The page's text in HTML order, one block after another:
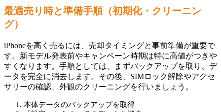
最適売り時と準備手順（初期化・クリーニン
グ）
iPhoneを高く売るには、売却タイミングと事前準備が重要で
す。新モデル発表前やキャンペーン時期は特に高値がつきや
すくなります。手順としては、まずバックアップを取り、デ
ータを完全に消去します。その後、SIMロック解除やアクセ
サリーの確認、外観のクリーニングを行いましょう。
本体データのバックアップを取得